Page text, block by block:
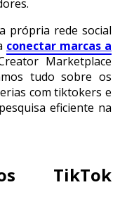
própria rede social
conectar marcas a
Marketplace
tudo sobre os
com tiktokers e
eficiente na
TikTok